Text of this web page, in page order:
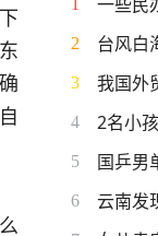
1
2 台风白
3 我国外
4 2名小
5 国乒男
6 云南发